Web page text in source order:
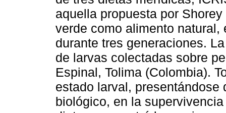
aquella propuesta por
verde como alimento
durante tres generaciones.
de larvas colectadas sobre
Espinal, Tolima (Colombia).
estado larval,
biológico, en la